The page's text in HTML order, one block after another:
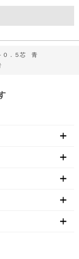
０．５芯 青